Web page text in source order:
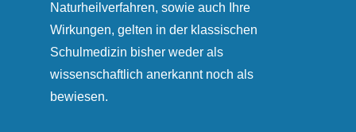
Naturheilverfahren, sowie auch Ihre
Wirkungen, gelten in der klassischen
Schulmedizin bisher weder als
wissenschaftlich anerkannt noch als
bewiesen.